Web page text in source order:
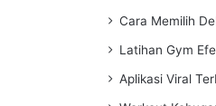
Cara Memilih
Latihan Gym
Aplikasi Viral